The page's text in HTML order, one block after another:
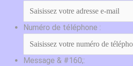
Numéro de téléphone :
Message & #160;: